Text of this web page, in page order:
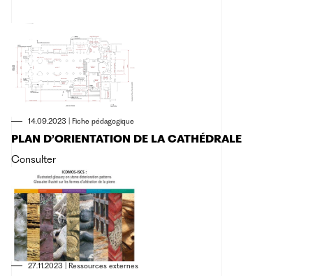
14.09.2023 | Fiche pédagogique
PLAN D’ORIENTATION DE LA CATHÉDRALE
Consulter
27.11.2023 | Ressources externes